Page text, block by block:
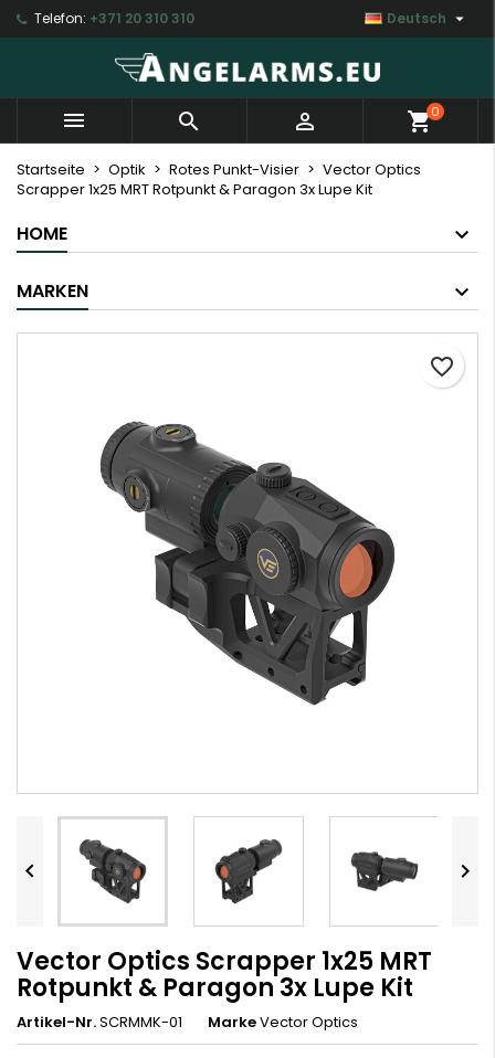
Telefon: +371 20 310 310 Deutsch 
   shopping_cart0
Startseite Optik Rotes Punkt-Visier
Vector Optics
Scrapper 1x25 MRT Rotpunkt & Paragon 3x Lupe Kit
HOME
MARKEN
 
Vector Optics Scrapper 1x25 MRT
Rotpunkt & Paragon 3x Lupe Kit
Artikel-Nr.SCRMMK-01 MarkeVector Optics
favorite_border
My wishlists ×
add_circle_outline Create new list
Wunschliste erstellen ×
Name der Wunschliste
Anmelden ×
Sie müssen angemeldet sein, um Artikel Ihrer
Wunschliste hinzufügen zu können.
Abbrechen Anmelden